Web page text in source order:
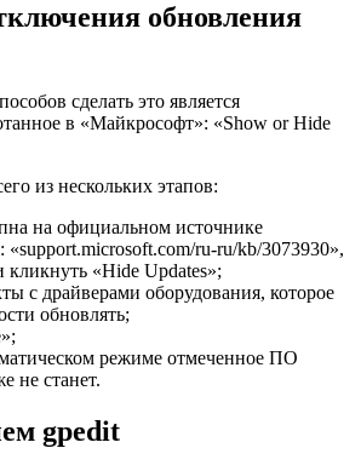
обновления
сделать это является
в «Майкрософт»: «Show or Hide
из нескольких этапов:
на официальном источнике
ru-ru/kb/3073930»,
кликнуть «Hide Updates»;
с драйверами оборудования, которое
обновлять;
режиме отмеченное ПО
не станет.
gpedit